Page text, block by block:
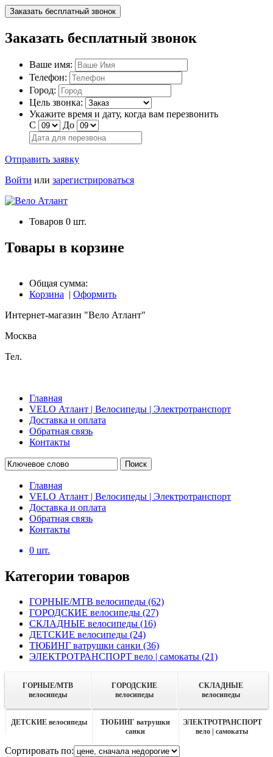
Заказать бесплатный звонок
Заказать бесплатный звонок
Ваше имя:
Телефон:
Город:
Цель звонка:
Укажите время и дату, когда вам перезвонить
С
До
Отправить заявку
Войти или зарегистрироваться
Товаров 0 шт.
Товары в корзине
Общая сумма:
Корзина | Оформить
Интернет-магазин "Вело Атлант"
Москва
Тел.
Главная
VELO Атлант | Велосипеды | Электротранспорт
Доставка и оплата
Обратная связь
Контакты
Поиск
Главная
VELO Атлант | Велосипеды | Электротранспорт
Доставка и оплата
Обратная связь
Контакты
0 шт.
Категории товаров
ГОРНЫЕ/MTB велосипеды (62)
ГОРОДСКИЕ велосипеды (27)
СКЛАДНЫЕ велосипеды (16)
ДЕТСКИЕ велосипеды (24)
ТЮБИНГ ватрушки санки (36)
ЭЛЕКТРОТРАНСПОРТ вело | самокаты (21)
ГОРНЫЕ/MTB
велосипеды
ГОРОДСКИЕ
велосипеды
СКЛАДНЫЕ
велосипеды
ДЕТСКИЕ велосипеды
ТЮБИНГ ватрушки
санки
ЭЛЕКТРОТРАНСПОРТ
вело | самокаты
Сортировать по: